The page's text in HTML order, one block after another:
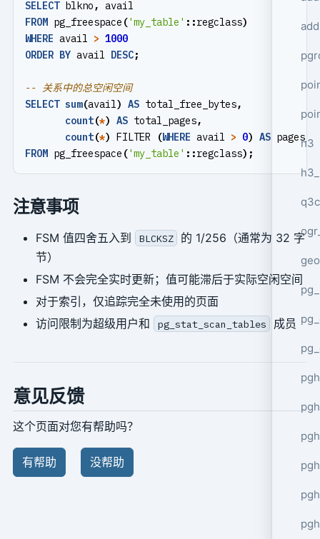
h3
q3c
SELECT blkno, avail
FROM pg_freespace ('my_table' ::regclass)
WHERE avail > 1000
ORDER BY avail DESC;
-- 关系中的总空闲空间
SELECT sum(avail) AS total_free_bytes,
count(*) AS total_pages,
count(*) FILTER (WHERE avail > 0) AS
FROM pg_freespace ('my_table' ::regclass);
注意事项
FSM 值四舍五入到 BLCKSZ
的 1/256（通常为 32 字
节）
FSM 不会完全实时更新；值可能滞后于实际空闲空间
对于索引，仅追踪完全未使用的页面
访问限制为超级用户和
pg_stat_scan_tables 成员
意见反馈
这个页面对您有帮助吗？
有帮助 没帮助